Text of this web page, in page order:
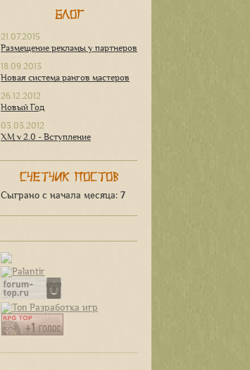
Блог
21.07.2015
Размещение рекламы у партнеров
18.09.2013
Новая система рангов мастеров
26.12.2012
Новый Год
03.03.2012
ХМ v 2.0 - Вступление
Счетчик постов
Сыграно с начала месяца: 7